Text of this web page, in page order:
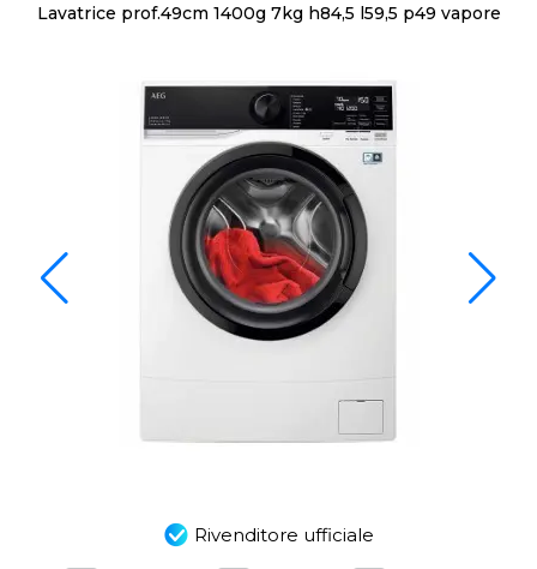
Rivenditore ufficiale
Lavatrice prof.49cm 1400g 7kg h84,5 l59,5 p49 vapore